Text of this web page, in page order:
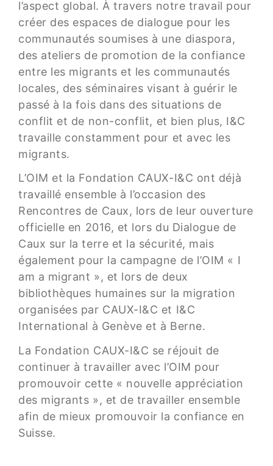
l’aspect global. À travers notre travail pour
créer des espaces de dialogue pour les
communautés soumises à une diaspora,
des ateliers de promotion de la confiance
entre les migrants et les communautés
locales, des séminaires visant à guérir le
passé à la fois dans des situations de
conflit et de non-conflit, et bien plus, I&C
travaille constamment pour et avec les
migrants.
L’OIM et la Fondation CAUX-I&C ont déjà
travaillé ensemble à l’occasion des
Rencontres de Caux, lors de leur ouverture
officielle en 2016, et lors du Dialogue de
Caux sur la terre et la sécurité, mais
également pour la campagne de l’OIM « I
am a migrant », et lors de deux
bibliothèques humaines sur la migration
organisées par CAUX-I&C et I&C
International à Genève et à Berne.
La Fondation CAUX-I&C se réjouit de
continuer à travailler avec l’OIM pour
promouvoir cette « nouvelle appréciation
des migrants », et de travailler ensemble
afin de mieux promouvoir la confiance en
Suisse.